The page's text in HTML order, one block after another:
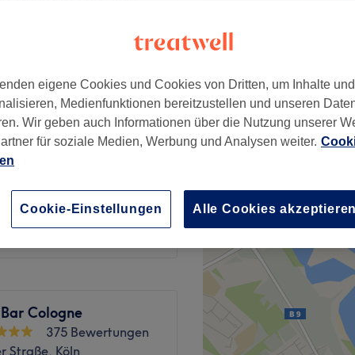
10 €
15 €
Ab
65 €
ab112,50 €
Spare bis zu 25%
Cologne
375 Bewertungen
Straße, Köln
eigene Cookies und Cookies von Dritten, um Inhalte
Medienfunktionen bereitzustellen und unseren
Wir geben auch Informationen über die Nutzung unserer
für soziale Medien, Werbung und Analysen weiter.
Cookie-Einstellungen Alle Cookies akzeptieren